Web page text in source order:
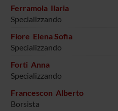
Ferramola Ilaria
Specializzando
Fiore Elena Sofia
Specializzando
Forti Anna
Specializzando
Francescon Alberto
Borsista